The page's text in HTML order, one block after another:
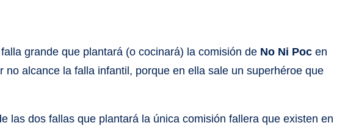
grande que plantará (o cocinará) la comisión de No Ni Poc en
no alcance la falla infantil, porque en ella sale un superhéroe que
las dos fallas que plantará la única comisión fallera que existen en